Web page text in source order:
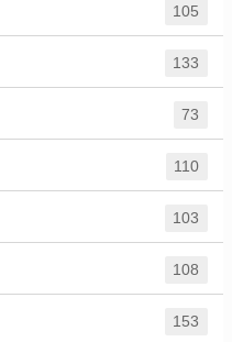
105
133
73
110
103
108
153